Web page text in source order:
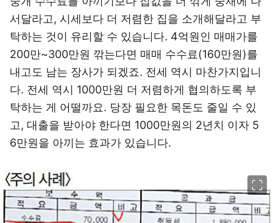
서달라고, 시세보다 더 저렴한 집을 소개해달라고 부
탁하는 것이 유리할 수 있습니다. 4억원인 매매가를
200만~300만원 깎는다면 매매 수수료(160만원)를
내고도 남는 장사가 되겠죠. 전세 역시 마찬가지입니
다. 전세 역시 1000만원 더 저렴하게 협의하도록 부
탁하는 게 어떨까요. 당장 필요한 목돈도 줄일 수 있
고, 대출을 받아야 한다면 1000만원의 2년치 이자 5
6만원을 아끼는 효과가 있습니다.